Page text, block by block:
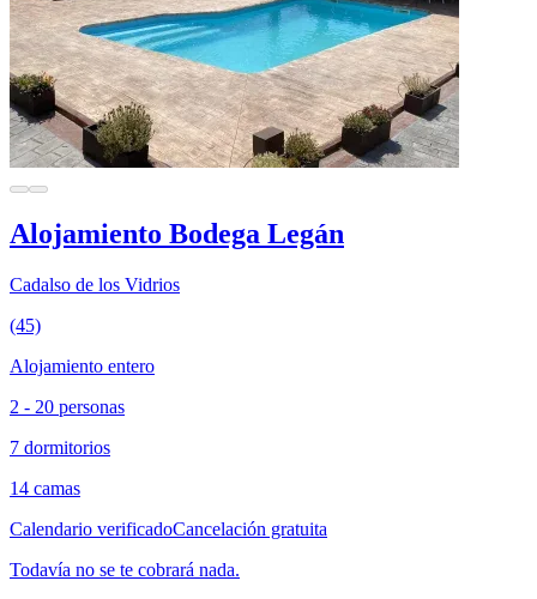
Alojamiento Bodega Legán
Cadalso de los Vidrios
(45)
Alojamiento entero
2 - 20 personas
7 dormitorios
14 camas
Calendario verificadoCancelación gratuita
Todavía no se te cobrará nada.